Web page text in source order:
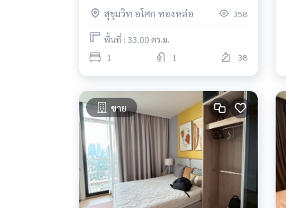
สุขุมวิท อโศก ทองหล่อ 358
พื้นที่ : 33.00 ตร.ม.
1
1 38
ขาย